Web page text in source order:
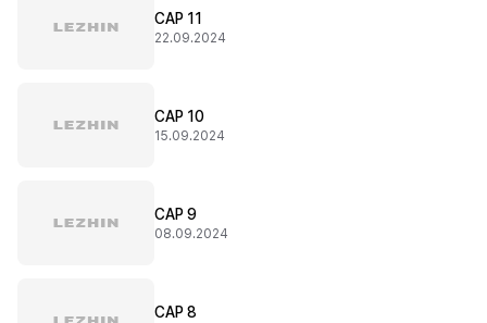
CAP 11
22.09.2024
CAP 10
15.09.2024
CAP 9
08.09.2024
CAP 8